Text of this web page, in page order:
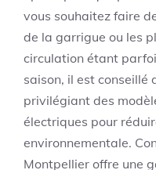
vous souhaitez faire
de la garrigue ou les
circulation étant
saison, il est conseillé
privilégiant des
électriques pour
environnementale.
Montpellier offre une